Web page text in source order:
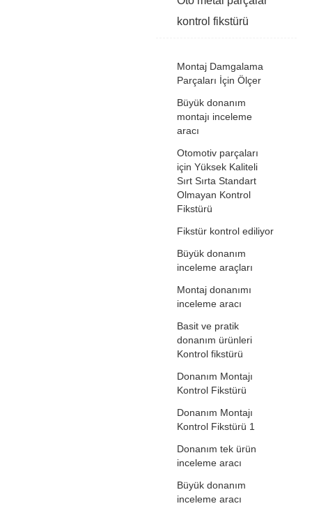
kontrol fikstürü
Montaj Damgalama
Parçaları İçin Ölçer
Büyük donanım
montajı inceleme
aracı
Otomotiv parçaları
için Yüksek Kaliteli
Sırt Sırta Standart
Olmayan Kontrol
Fikstürü
Fikstür kontrol ediliyor
Büyük donanım
inceleme araçları
Montaj donanımı
inceleme aracı
Basit ve pratik
donanım ürünleri
Kontrol fikstürü
Donanım Montajı
Kontrol Fikstürü
Donanım Montajı
Kontrol Fikstürü 1
Donanım tek ürün
inceleme aracı
Büyük donanım
inceleme aracı